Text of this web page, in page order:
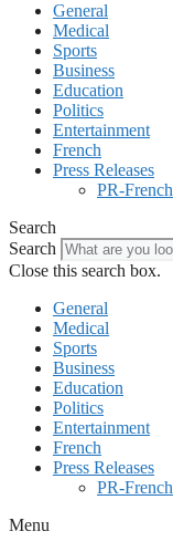
General
Medical
Sports
Business
Education
Politics
Entertainment
French
Press Releases
PR-French
Search
Search
Close this search box.
General
Medical
Sports
Business
Education
Politics
Entertainment
French
Press Releases
PR-French
Menu